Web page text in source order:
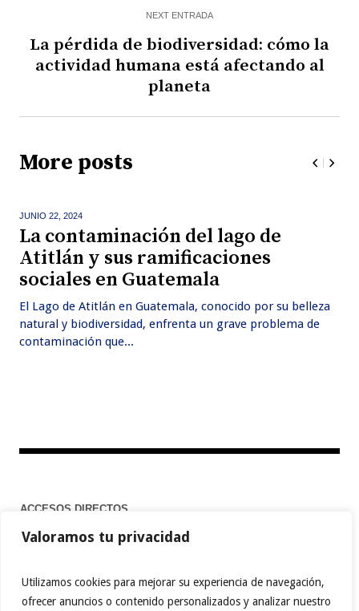
Valoramos tu privacidad
Utilizamos cookies para mejorar su experiencia de navegación,
ofrecer anuncios o contenido personalizados y analizar nuestro
NEXT ENTRADA
La pérdida de biodiversidad: cómo la
actividad humana está afectando al
planeta
More posts
JUNIO 22,2024
La contaminación del lago de
Atitlán y sus ramificaciones
sociales en Guatemala
El Lago de Atitlán en Guatemala, conocido por su belleza
natural y biodiversidad, enfrenta un grave problema de
contaminación que...
ACCESOS DIRECTOS
Home